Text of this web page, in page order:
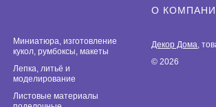
Миниатюра, изготовление
кукол, румбоксы, макеты
Лепка, литьё и
моделирование
Листовые материалы
О
Декор Дома,
© 2026